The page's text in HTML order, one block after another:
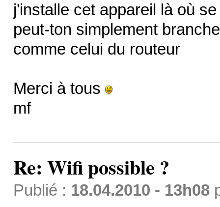
j'installe cet appareil là où
peut-ton simplement
comme celui du routeur
Merci à tous
mf
Re: Wifi possible ?
Publié : 18.04.2010 - 13h08